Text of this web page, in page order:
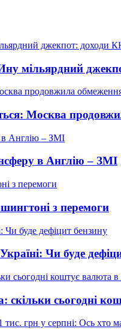
мільярдний
Москва
в Англію – ЗМІ
з перемоги
Чи буде
скільки сьогодні